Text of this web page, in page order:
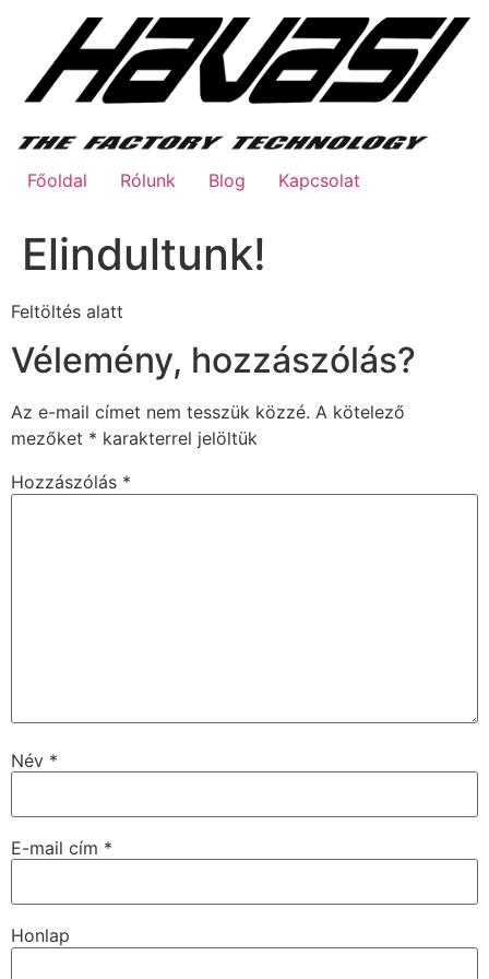
tartalomhoz
Főoldal Rólunk Blog Kapcsolat
Elindultunk!
Feltöltés alatt
Vélemény, hozzászólás?
Az e-mail címet nem tesszük közzé. A kötelező
mezőket * karakterrel jelöltük
Hozzászólás *
Név *
E-mail cím *
Honlap